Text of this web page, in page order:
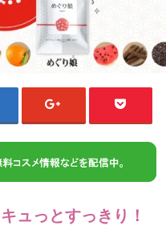
ュっとすっきり！